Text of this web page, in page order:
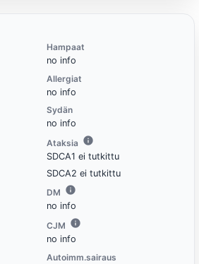
Hampaat
no info
Allergiat
no info
Sydän
no info
Ataksia
SDCA1 ei tutkittu
SDCA2 ei tutkittu
DM
no info
CJM
no info
Autoimm.sairaus